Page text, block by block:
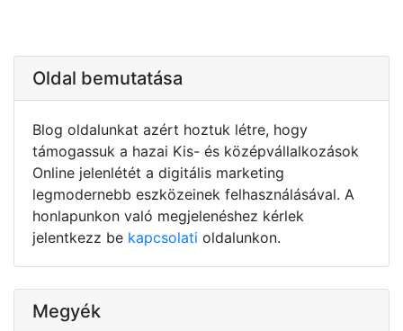
Oldal bemutatása
Blog oldalunkat azért hoztuk létre, hogy
támogassuk a hazai Kis- és középvállalkozások
Online jelenlétét a digitális marketing
legmodernebb eszközeinek felhasználásával. A
honlapunkon való megjelenéshez kérlek
jelentkezz be kapcsolati oldalunkon.
Megyék